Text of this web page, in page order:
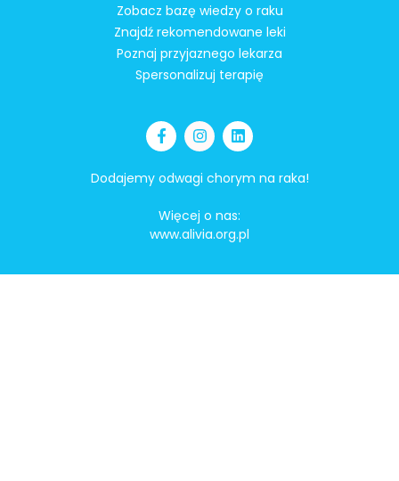
Zobacz bazę wiedzy o raku
Znajdź rekomendowane leki
Poznaj przyjaznego lekarza
Spersonalizuj terapię
Dodajemy odwagi chorym na raka!
Więcej o nas:
www.alivia.org.pl